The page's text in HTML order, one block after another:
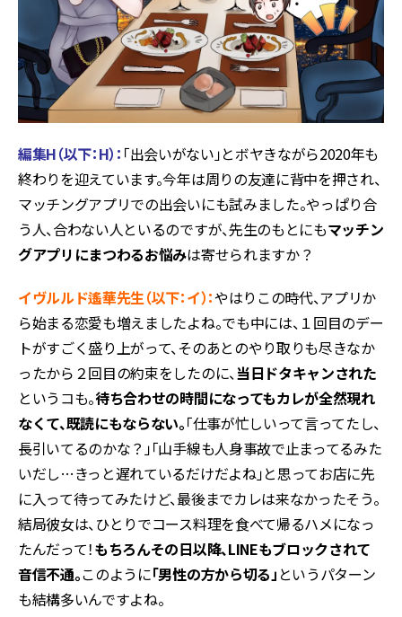
編集H（以下：H） ： 「出会いがない」とボヤきながら2020年も
終わりを迎えています。今年は周りの友達に背中を押され、
マッチングアプリでの出会いにも試みました。やっぱり合
う人、合わない人といるのですが、先生のもとにもマッチン
グアプリにまつわるお悩みは寄せられますか？
イヴルルド遙華先生（以下：イ）：やはりこの時代、アプリか
ら始まる恋愛も増えましたよね。でも中には、１回目のデー
トがすごく盛り上がって、そのあとのやり取りも尽きなか
ったから２回目の約束をしたのに、当日ドタキャンされた
というコも。待ち合わせの時間になってもカレが全然現れ
なくて、既読にもならない。「仕事が忙しいって言ってたし、
長引いてるのかな？」「山手線も人身事故で止まってるみた
いだし…きっと遅れているだけだよね」と思ってお店に先
に入って待ってみたけど、最後までカレは来なかったそう。
結局彼女は、ひとりでコース料理を食べて帰るハメになっ
たんだって！もちろんその日以降、LINEもブロックされて
音信不通。このように「男性の方から切る」 というパターン
も結構多いんですよね。